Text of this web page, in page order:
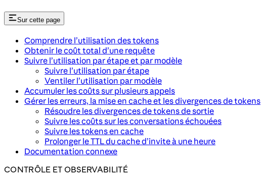
Sur cette page
Comprendre l’utilisation des tokens
Obtenir le coût total d’une requête
Suivre l’utilisation par étape et par modèle
Suivre l’utilisation par étape
Ventiler l’utilisation par modèle
Accumuler les coûts sur plusieurs appels
Gérer les erreurs, la mise en cache et les divergences de tokens
Résoudre les divergences de tokens de sortie
Suivre les coûts sur les conversations échouées
Suivre les tokens en cache
Prolonger le TTL du cache d’invite à une heure
Documentation connexe
CONTRÔLE ET OBSERVABILITÉ